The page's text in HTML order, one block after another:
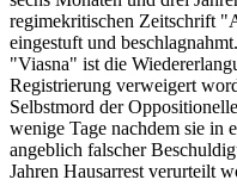
regimekritischen Zeitschrift
eingestuft und
"Viasna" ist die
Registrierung verweigert
Selbstmord der
wenige Tage nachdem sie in
angeblich falscher
Jahren Hausarrest verurteilt